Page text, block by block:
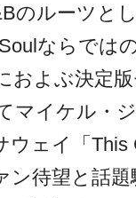
のルーツと
ならでは
およぶ決定
マイケル・
ウェイ「
ン待望と話